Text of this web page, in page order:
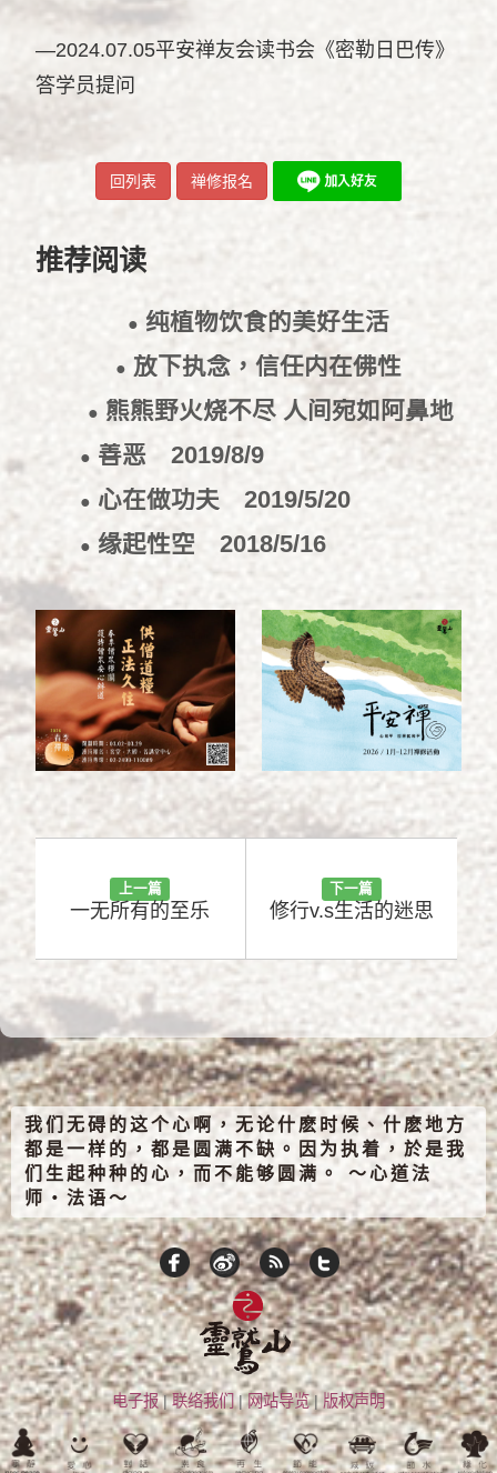
—2024.07.05平安禅友会读书会《密勒日巴传》
答学员提问
回列表 禅修报名
推荐阅读
● 纯植物饮食的美好生活
2021/9/24
● 放下执念，信任内在佛性
2021/3/3
● 熊熊野火烧不尽 人间宛如阿鼻地
狱
● 善恶 2019/8/9
● 心在做功夫 2019/5/20
● 缘起性空 2018/5/16
上一篇
一无所有的至乐
下一篇
修行v.s生活的迷思
我们无碍的这个心啊，无论什麽时候、什麽地方
都是一样的，都是圆满不缺。因为执着，於是我
们生起种种的心，而不能够圆满。 ～心道法
师‧法语～
电子报|联络我们|网站导览| 版权声明